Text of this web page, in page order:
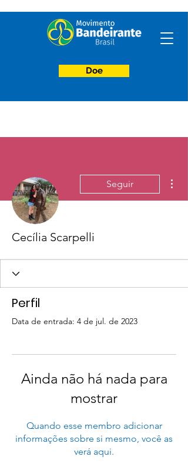
Doe
Seguir
Cecília Scarpelli
Perfil
Data de entrada: 4 de jul. de 2023
Ainda não há nada para
mostrar
Quando esse membro adicionar
informações sobre si mesmo, você as
verá aqui.